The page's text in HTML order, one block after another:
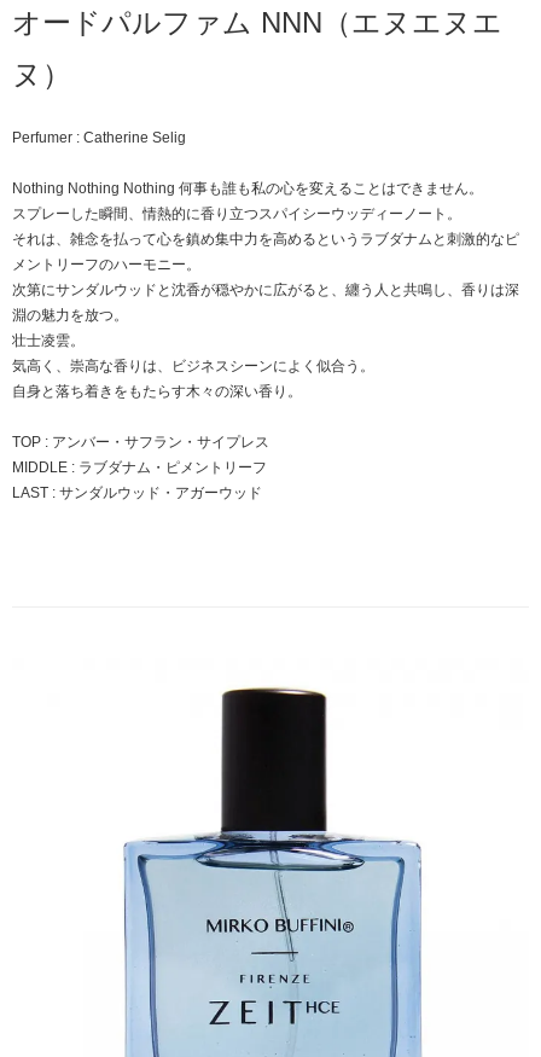
オードパルファム NNN（エヌエヌエ
ヌ）
Perfumer : Catherine Selig
Nothing Nothing Nothing 何事も誰も私の心を変えることはできません。
スプレーした瞬間、情熱的に香り立つスパイシーウッディーノート。
それは、雑念を払って心を鎮め集中力を高めるというラブダナムと刺激的なピ
メントリーフのハーモニー。
次第にサンダルウッドと沈香が穏やかに広がると、纏う人と共鳴し、香りは深
淵の魅力を放つ。
壮士凌雲。
気高く、崇高な香りは、ビジネスシーンによく似合う。
自身と落ち着きをもたらす木々の深い香り。
TOP : アンバー・サフラン・サイプレス
MIDDLE : ラブダナム・ピメントリーフ
LAST : サンダルウッド・アガーウッド